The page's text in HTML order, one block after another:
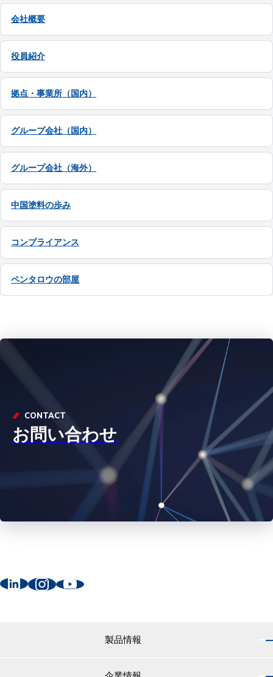
会社概要
役員紹介
拠点・事業所（国内）
グループ会社（国内）
グループ会社（海外）
中国塗料の歩み
コンプライアンス
ペンタロウの部屋
CONTACT
お問い合わせ
製品情報